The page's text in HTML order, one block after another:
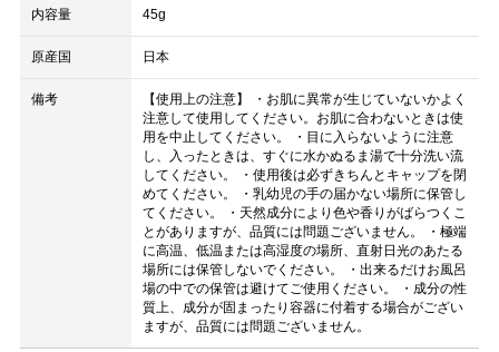
内容量 45g
原産国 日本
備考
【使用上の注意】 ・お肌に異常が生じていないかよく
注意して使用してください。お肌に合わないときは使
用を中止してください。 ・目に入らないように注意
し、入ったときは、すぐに水かぬるま湯で十分洗い流
してください。 ・使用後は必ずきちんとキャップを閉
めてください。 ・乳幼児の手の届かない場所に保管し
てください。 ・天然成分により色や香りがばらつくこ
とがありますが、品質には問題ございません。 ・極端
に高温、低温または高湿度の場所、直射日光のあたる
場所には保管しないでください。 ・出来るだけお風呂
場の中での保管は避けてご使用ください。 ・成分の性
質上、成分が固まったり容器に付着する場合がござい
ますが、品質には問題ございません。